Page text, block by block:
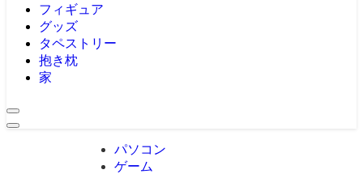
フィギュア
グッズ
タペストリー
抱き枕
家
パソコン
ゲーム